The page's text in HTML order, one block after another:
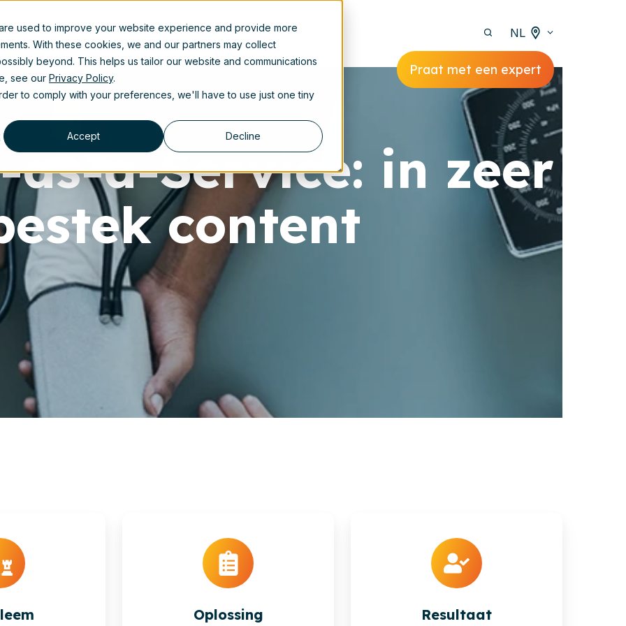
used to improve your website experience and provide more
With these cookies, we and our partners may collect
beyond. This helps us tailor our website and communications
see our Privacy Policy.
to comply with your preferences, we'll have to use just one tiny
Accept Decline
Resources NL
Praat met een expert
a-Service: in zeer
content
Oplossing Resultaat